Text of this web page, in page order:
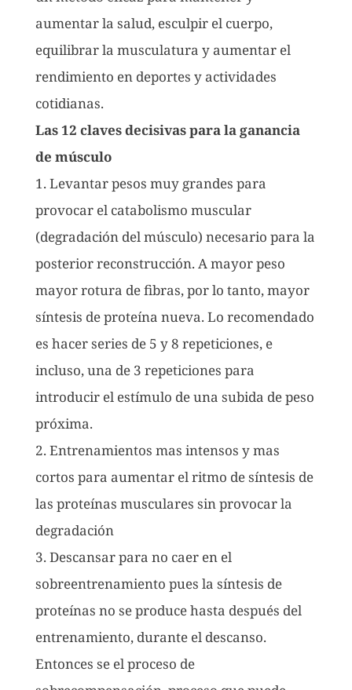
aumentar la salud, esculpir el cuerpo,
equilibrar la musculatura y aumentar el
rendimiento en deportes y actividades
cotidianas.
Las 12 claves decisivas para la ganancia
de músculo
1. Levantar pesos muy grandes para
provocar el catabolismo muscular
(degradación del músculo) necesario para la
posterior reconstrucción. A mayor peso
mayor rotura de fibras, por lo tanto, mayor
síntesis de proteína nueva. Lo recomendado
es hacer series de 5 y 8 repeticiones, e
incluso, una de 3 repeticiones para
introducir el estímulo de una subida de peso
próxima.
2. Entrenamientos mas intensos y mas
cortos para aumentar el ritmo de síntesis de
las proteínas musculares sin provocar la
degradación
3. Descansar para no caer en el
sobreentrenamiento pues la síntesis de
proteínas no se produce hasta después del
entrenamiento, durante el descanso.
Entonces se el proceso de